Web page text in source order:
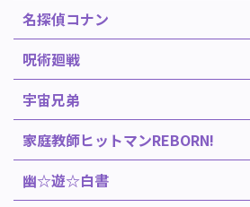
名探偵コナン
呪術廻戦
宇宙兄弟
家庭教師ヒットマンREBORN!
幽☆遊☆白書